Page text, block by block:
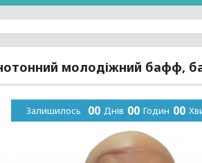
молодіжний бафф,
Залишилось 00 Днів 00 Годин 00